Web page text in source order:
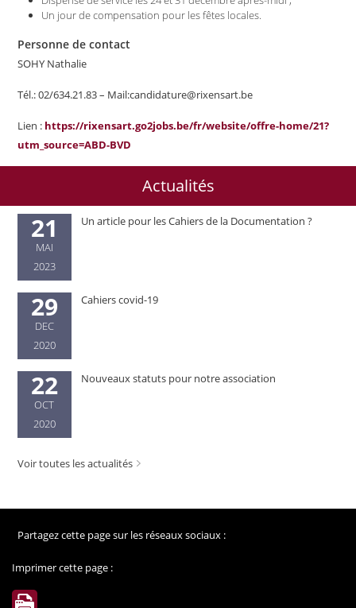
Un jour de compensation pour les fêtes locales.
Personne de contact
SOHY Nathalie
Tél.: 02/634.21.83 – Mail:candidature@rixensart.be
Lien : https://rixensart.go2jobs.be/fr/website/offre-home/21?
utm_source=ABD-BVD
Actualités
21
MAI
2023
Un article pour les Cahiers de la Documentation ?
29
DEC
2020
Cahiers covid-19
22
OCT
2020
Nouveaux statuts pour notre association
Voir toutes les actualités
Partagez cette page sur les réseaux sociaux :
Imprimer cette page :